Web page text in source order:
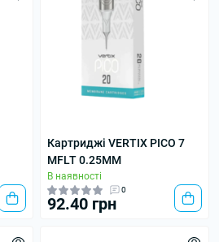
Картриджі VERTIX PICO 7
MFLT 0.25MM
В наявності
0
92.40 грн